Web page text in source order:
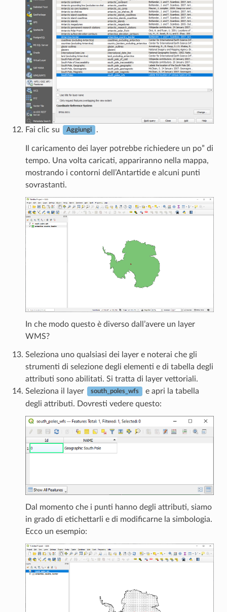
Fai clic su Aggiungi .
Il caricamento dei layer potrebbe richiedere un po” di
tempo. Una volta caricati, appariranno nella mappa,
mostrando i contorni dell’Antartide e alcuni punti
sovrastanti.
In che modo questo è diverso dall’avere un layer
WMS?
Seleziona uno qualsiasi dei layer e noterai che gli
strumenti di selezione degli elementi e di tabella degli
attributi sono abilitati. Si tratta di layer vettoriali.
Seleziona il layer
south_poles_wfs
e apri la tabella
degli attributi. Dovresti vedere questo:
Dal momento che i punti hanno degli attributi, siamo
in grado di etichettarli e di modificarne la simbologia.
Ecco un esempio: